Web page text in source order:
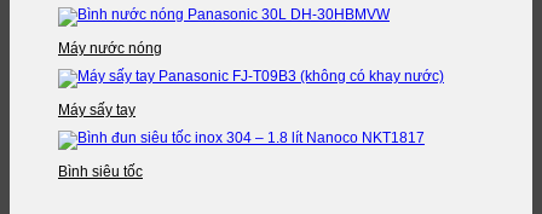
Máy nước nóng
Máy sấy tay
Bình siêu tốc